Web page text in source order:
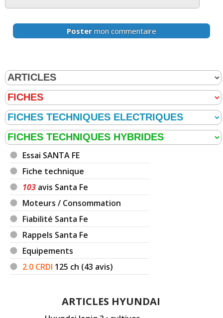
Poster mon commentaire
Essai SANTA FE
Fiche technique
103 avis Santa Fe
Moteurs / Consommation
Fiabilité Santa Fe
Rappels Santa Fe
Equipements
2.0 CRDI 125 ch (43 avis)
ARTICLES HYUNDAI